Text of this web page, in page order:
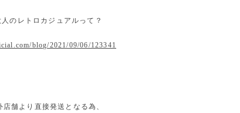
のレトロカジュアルって？
blog/2021/09/06/123341
舗より直接発送となる為、